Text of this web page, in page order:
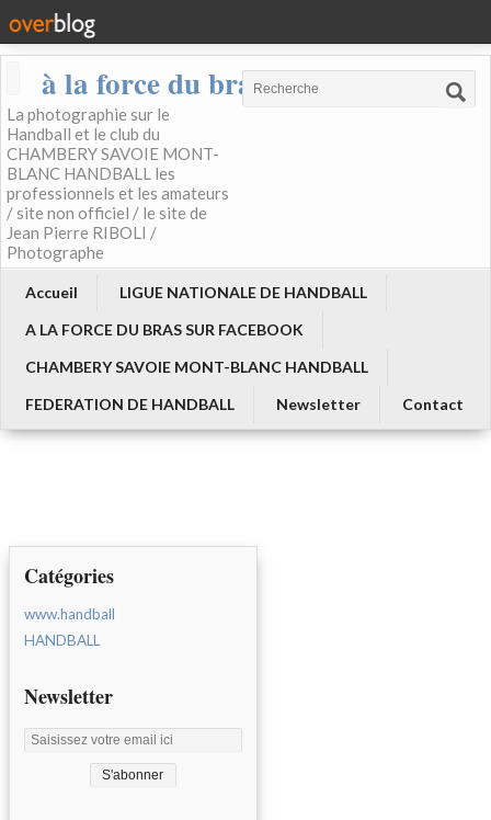
à la force du bras
La photographie sur le
Handball et le club du
CHAMBERY SAVOIE MONT-
BLANC HANDBALL les
professionnels et les amateurs
/ site non officiel / le site de
Jean Pierre RIBOLI /
Photographe
Accueil
LIGUE NATIONALE DE HANDBALL
A LA FORCE DU BRAS SUR FACEBOOK
CHAMBERY SAVOIE MONT-BLANC HANDBALL
FEDERATION DE HANDBALL
Newsletter Contact
Catégories
www.handball
HANDBALL
Newsletter